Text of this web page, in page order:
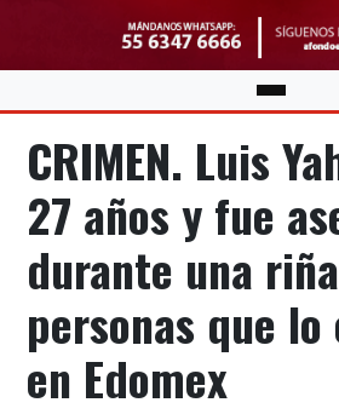
CRIMEN. Luis
27 años y fue
durante una
personas que lo
en Edomex